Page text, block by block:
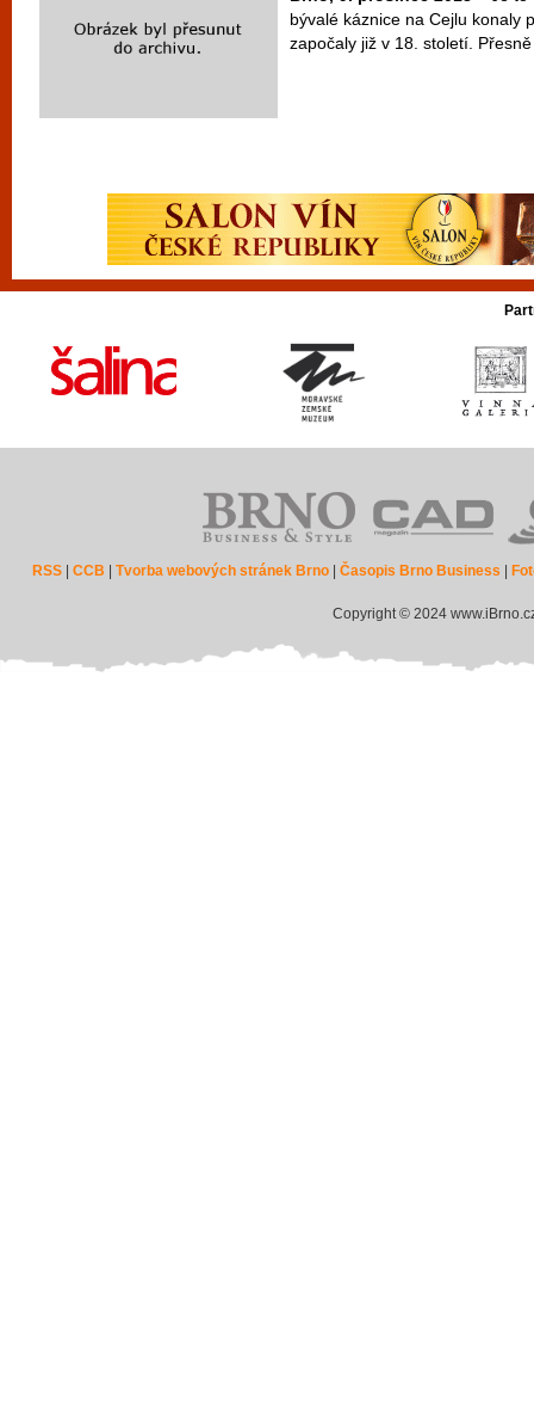
bývalé káznice na Cejlu konaly
započaly již v 18. století.
RSS |CCB |Tvorba webových stránek Brno |Časopis Brno Business
Copyright © 2024